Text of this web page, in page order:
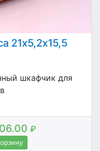
21х5,2х15,5
шкафчик для
₽